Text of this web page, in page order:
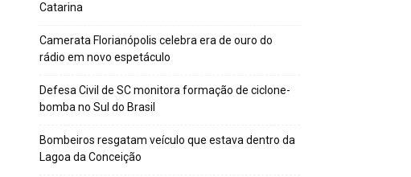
Catarina
Camerata Florianópolis celebra era de ouro do
rádio em novo espetáculo
Defesa Civil de SC monitora formação de ciclone-
bomba no Sul do Brasil
Bombeiros resgatam veículo que estava dentro da
Lagoa da Conceição